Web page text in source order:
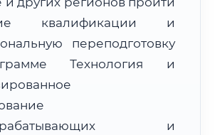
766 км
/ Почтой:3–4 рабочих дня
квалификации и
переподготовку
Технология и
и